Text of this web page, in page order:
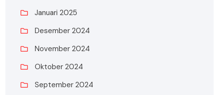
Januari 2025
Desember 2024
November 2024
Oktober 2024
September 2024